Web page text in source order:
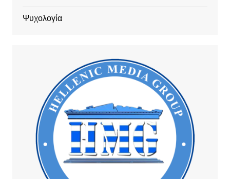
Ψυχολογία